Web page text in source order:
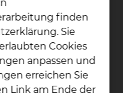
Gebärenden,
bei einer
Entbindung gab:
einer
finden
Sie
Cookies
anpassen und
erreichen Sie
Link am Ende der